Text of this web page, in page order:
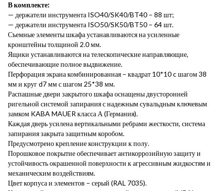
В комплекте:
— держатели инструмента ISO40/SK40/BT40 – 88 шт;
— держатели инструмента ISO50/SK50/BT50 – 64 шт.
Съемные элементы шкафа устанавливаются на усиленные
кронштейны толщиной 2.0 мм.
Ящики устанавливаются на телескопические направляющие,
обеспечивающие полное выдвижение.
Перфорация экрана комбинированная – квадрат 10*10 c шагом 38
мм и круг d7 мм с шагом 25*38 мм.
Распашные двери закрытого шкафа оснащены двусторонней
ригельной системой запирания с надежным сувальдным ключевым
замком KABA MAUER класса А (Германия).
Каждая дверь усилена вертикальными ребрами жесткости, система
запирания закрыта защитным коробом.
Предусмотрено крепление конструкции к полу.
Порошковое покрытие обеспечивает антикоррозийную защиту и
устойчивость окрашенной поверхности к агрессивным жидкостям и
механическим воздействиям.
Цвет корпуса и элементов – серый (RAL 7035).